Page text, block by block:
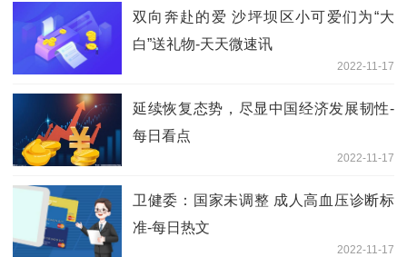
双向奔赴的爱 沙坪坝区小可爱们为“大
白”送礼物-天天微速讯
2022-11-17
延续恢复态势，尽显中国经济发展韧性-
每日看点
2022-11-17
卫健委：国家未调整 成人高血压诊断标
准-每日热文
2022-11-17